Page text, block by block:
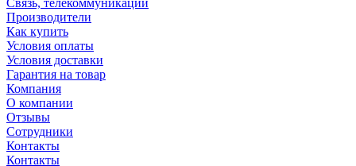
Связь, телекоммуникации
Производители
Как купить
Условия оплаты
Условия доставки
Гарантия на товар
Компания
О компании
Отзывы
Сотрудники
Контакты
Контакты